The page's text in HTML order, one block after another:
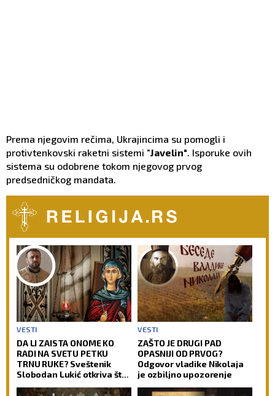
Prema njegovim rečima, Ukrajincima su pomogli i
protivtenkovski raketni sistemi "Javelin". Isporuke ovih
sistema su odobrene tokom njegovog prvog
predsedničkog mandata.
VESTI
DA LI ZAISTA ONOME KO
RADI NA SVETU PETKU
TRNU RUKE? Sveštenik
Slobodan Lukić otkriva šta
VESTI
ZAŠTO JE DRUGI PAD
OPASNIJI OD PRVOG?
Odgovor vladike Nikolaja
je ozbiljno upozorenje